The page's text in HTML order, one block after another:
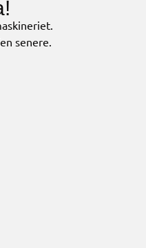
senere.